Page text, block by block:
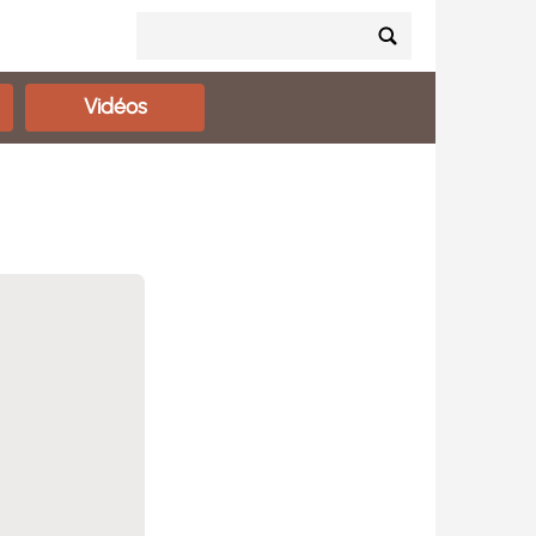
Vidéos